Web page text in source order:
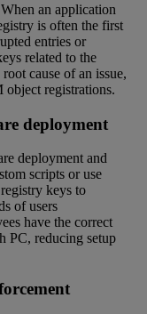
an application
is often the first
entries or
related to the
cause of an issue,
registrations.
deployment
deployment and
scripts or use
keys to
of users
have the correct
PC, reducing setup